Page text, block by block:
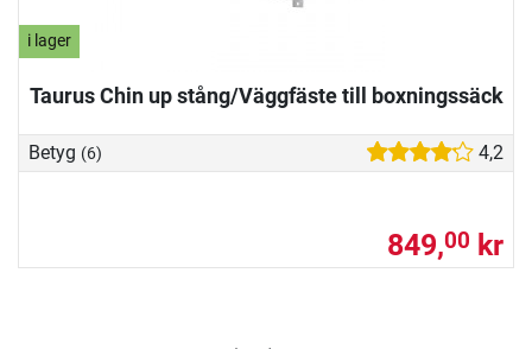
i lager
Taurus Chin up stång/Väggfäste till boxningssäck
Betyg (6) 4,2
849,00 kr